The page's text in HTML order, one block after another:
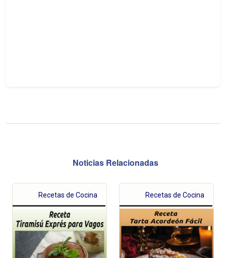
Noticias Relacionadas
Recetas de Cocina Recetas de Cocina